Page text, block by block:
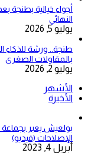
أجواء خيالية بطنجة
النهائي
يوليو 5, 2026
طنجة.. ورشة للذكاء
بالمقاولات الصغرى
يوليو 2, 2026
الأشهر
الأخيرة
بولعيش يعبر
الإصلاحات (فيديو)
أبريل 4, 2023